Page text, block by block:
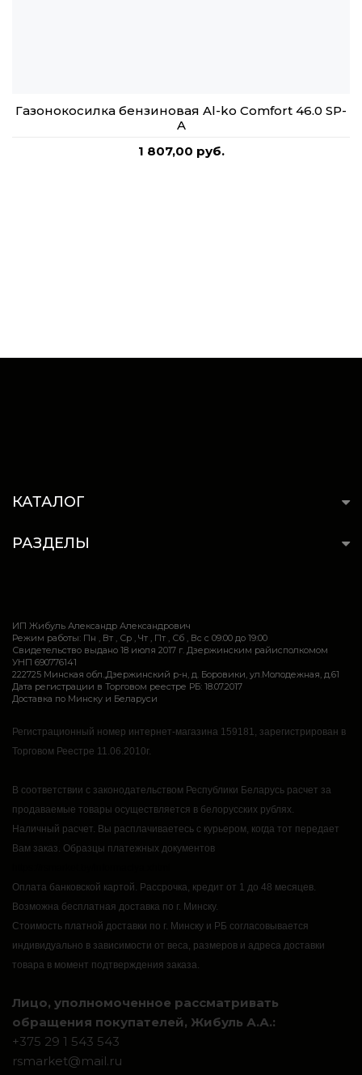
Газонокосилка бензиновая Al-ko Comfort 46.0 SP-
A
1 807,00 руб.
КАТАЛОГ
РАЗДЕЛЫ
ИП Жибуль Александр Александрович
Режим работы: Пн , Вт , Ср , Чт , Пт , Сб , Вс c 09:00 до 19:00
Свидетельство выдано 18 июля 2017 г. Дзержинским райисполкомом
УНП 690776141
222725 Минская обл.,Дзержинский р-н, д. Боровики, ул.Молодежная, д.61
Дата регистрации в Торговом реестре РБ: 18.07.2017
Доставка по Минску и Беларуси
Регистрационный номер интернет-магазина 159181, зарегистрирован в
Торговом Реестре 11.06.2010г.
В соответствии с законодательством Республики Беларусь расчет за
продаваемые товары осуществляется в белорусских рублях.
Наличный расчет. Вы расплачиваетесь с курьером, когда тот передает
Вам заказ. Образцы платежных документов
Оплата банковской картой. Рассрочка, кредит от 1 до 48 месяцев.
Возможна бесплатная доставка по г. Минску.
Стоимость платной доставки по г. Минску и РБ согласовывается
индивидуально в зависимости от веса, размеров и адреса доставки
товара в момент подтверждения заказа.
Лицо, уполномоченное рассматривать
обращения покупателей, Жибуль А.А.:
+375 29 1 543 543
rsmarket@mail.ru